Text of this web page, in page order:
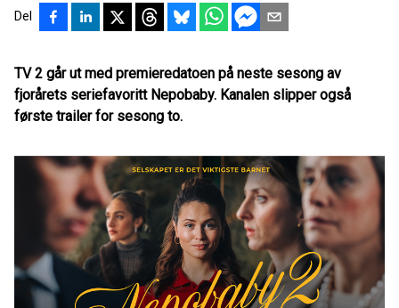
Del
TV 2 går ut med premieredatoen på neste sesong av
fjorårets seriefavoritt Nepobaby. Kanalen slipper også
første trailer for sesong to.